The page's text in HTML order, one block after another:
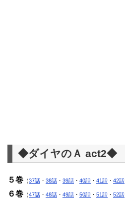
◆ダイヤのＡ act2◆
５巻 （37話 ・ 38話 ・ 39話 ・ 40話 ・ 41話 ・ 42話
６巻 （47話 ・ 48話 ・ 49話 ・ 50話 ・ 51話 ・ 52話